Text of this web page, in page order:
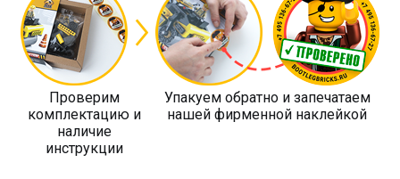
Проверим
комплектацию и
наличие
инструкции
Упакуем обратно и запечатаем
нашей фирменной наклейкой